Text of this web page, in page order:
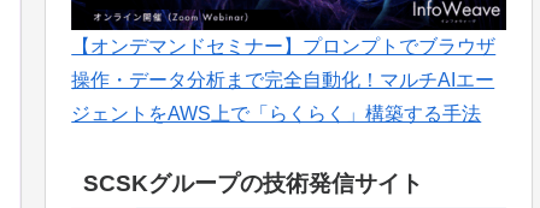
【オンデマンドセミナー】プロンプトでブラウザ
操作・データ分析まで完全自動化！マルチAIエー
ジェントをAWS上で「らくらく」構築する手法
SCSKグループの技術発信サイト